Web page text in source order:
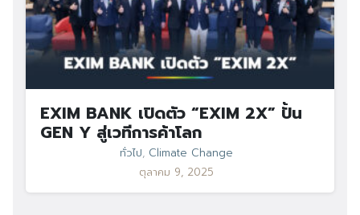
EXIM BANK เปิดตัว “EXIM 2X” ปั้น
GEN Y สู่เวทีการค้าโลก
ทั่วไป, Climate Change
ตุลาคม 9, 2025